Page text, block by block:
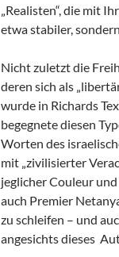
„Realisten“, die mit
etwa stabiler,
Nicht zuletzt die
deren sich als
wurde in Richards
begegnete diesen
Worten des
mit „zivilisierter
jeglicher Couleur
auch Premier
zu schleifen – und
angesichts dieses